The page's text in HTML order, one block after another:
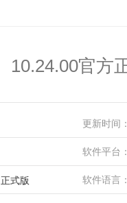
10.24.00官方
更新时间
软件平台
正式版 软件语言